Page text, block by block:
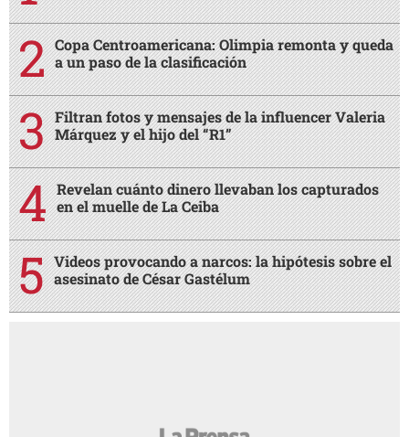
Copa Centroamericana: Olimpia remonta y queda
a un paso de la clasificación
Filtran fotos y mensajes de la influencer Valeria
Márquez y el hijo del “R1”
Revelan cuánto dinero llevaban los capturados
en el muelle de La Ceiba
Videos provocando a narcos: la hipótesis sobre el
asesinato de César Gastélum